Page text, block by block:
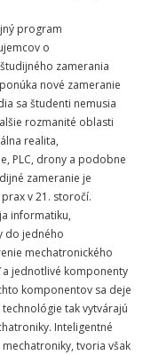
program
o
zamerania
nové zameranie
sa študenti nemusia
rozmanité oblasti
realita,
PLC, drony a podobne
zameranie je
v 21. storočí.
informatiku,
do jedného
mechatronického
jednotlivé komponenty
komponentov sa deje
tak vytvárajú
Inteligentné
tvoria však